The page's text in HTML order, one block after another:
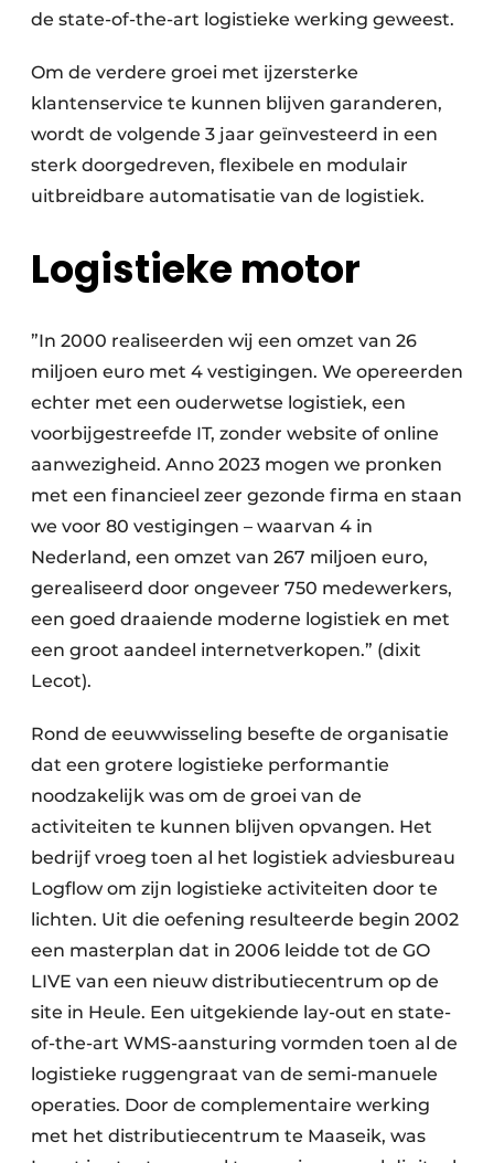
de state-of-the-art logistieke werking geweest.
Om de verdere groei met ijzersterke
klantenservice te kunnen blijven garanderen,
wordt de volgende 3 jaar geïnvesteerd in een
sterk doorgedreven, flexibele en modulair
uitbreidbare automatisatie van de logistiek.
Logistieke motor
”In 2000 realiseerden wij een omzet van 26
miljoen euro met 4 vestigingen. We opereerden
echter met een ouderwetse logistiek, een
voorbijgestreefde IT, zonder website of online
aanwezigheid. Anno 2023 mogen we pronken
met een financieel zeer gezonde firma en staan
we voor 80 vestigingen – waarvan 4 in
Nederland, een omzet van 267 miljoen euro,
gerealiseerd door ongeveer 750 medewerkers,
een goed draaiende moderne logistiek en met
een groot aandeel internetverkopen.” (dixit
Lecot).
Rond de eeuwwisseling besefte de organisatie
dat een grotere logistieke performantie
noodzakelijk was om de groei van de
activiteiten te kunnen blijven opvangen. Het
bedrijf vroeg toen al het logistiek adviesbureau
Logflow om zijn logistieke activiteiten door te
lichten. Uit die oefening resulteerde begin 2002
een masterplan dat in 2006 leidde tot de GO
LIVE van een nieuw distributiecentrum op de
site in Heule. Een uitgekiende lay-out en state-
of-the-art WMS-aansturing vormden toen al de
logistieke ruggengraat van de semi-manuele
operaties. Door de complementaire werking
met het distributiecentrum te Maaseik, was